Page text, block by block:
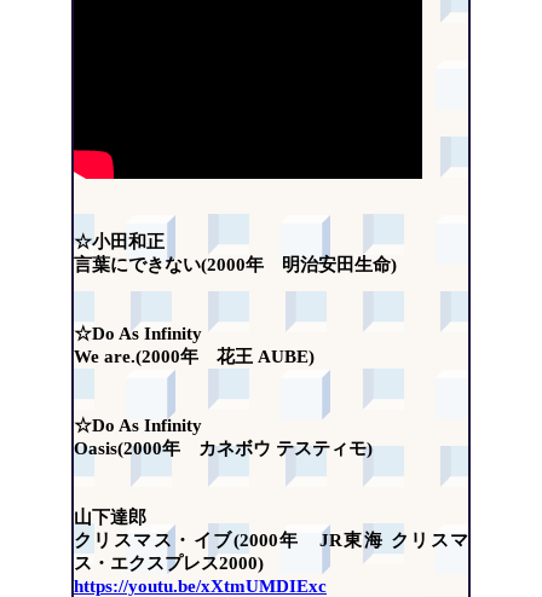
☆小田和正
言葉にできない(2000年 明治安田生命)
☆Do As Infinity
We are.(2000年 花王 AUBE)
☆Do As Infinity
Oasis(2000年 カネボウ テスティモ)
山下達郎
クリスマス・イブ(2000年 JR東海 クリスマ
ス・エクスプレス2000)
https://youtu.be/xXtmUMDIExc